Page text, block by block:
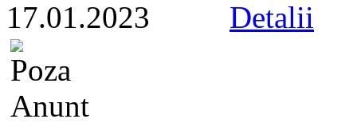
17.01.2023 Detalii